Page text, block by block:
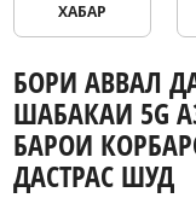
ХАБАР
БОРИ АВВАЛ
ШАБАКАИ 5G
БАРОИ
ДАСТРАС ШУД